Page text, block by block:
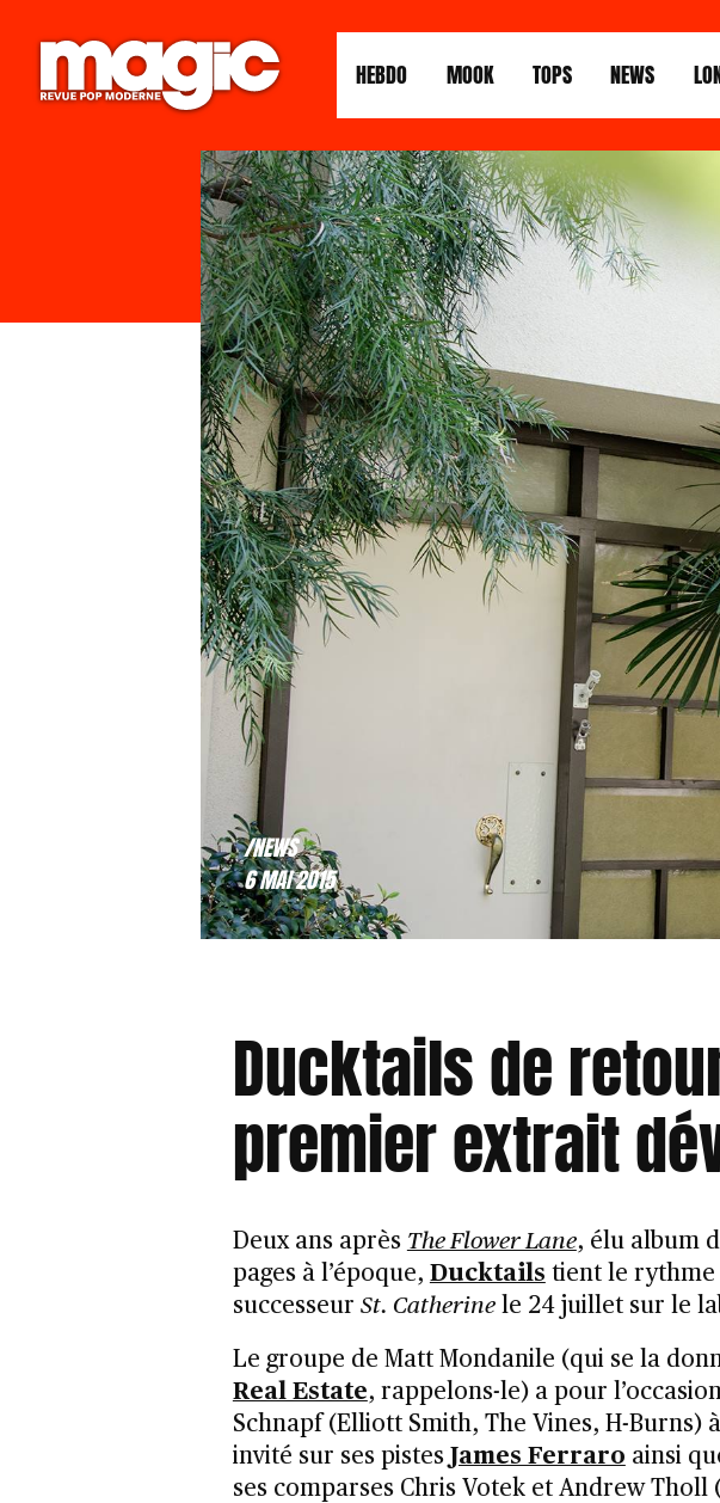
HEBDO MOOK TOPS NEWS
/NEWS
6 MAI 2015
Ducktails de
premier extrait
Deux ans après The Flower Lane, élu album
pages à l’époque, Ducktails tient le
successeur St. Catherinele 24 juillet sur le
Le groupe de Matt Mondanile (qui se la
Real Estate, rappelons-le) a pour
Schnapf (Elliott Smith, The Vines, H-Burns)
invité sur ses pistes James Ferraro ainsi
ses comparses Chris Votek et Andrew Tholl